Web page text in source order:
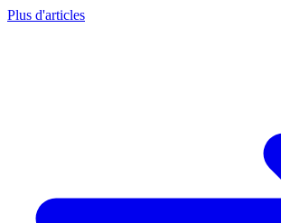
Plus d'articles